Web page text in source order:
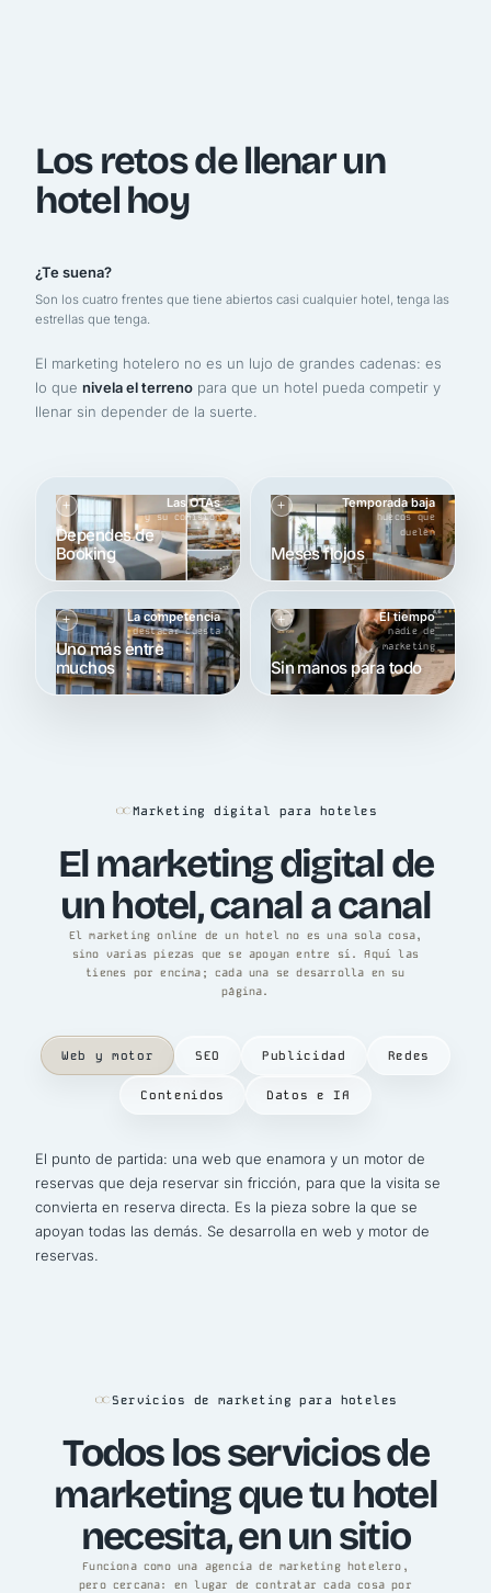
Los retos de llenar un
hotel hoy
¿Te suena?
Son los cuatro frentes que tiene abiertos casi cualquier hotel, tenga las
estrellas que tenga.
El marketing hotelero no es un lujo de grandes cadenas: es
lo quenivela el terreno para que un hotel pueda competir y
llenar sin depender de la suerte.
Las OTAs
y su comisión
Dependes de
Booking
Temporada baja
huecos que
duelen
Meses flojos
La competencia
destacar cuesta
Uno más entre
muchos
El tiempo
nadie de
marketing
Sin manos para todo
Marketing digital para hoteles
El marketing digital de
un hotel, canal a canal
El marketing online de un hotel no es una sola cosa,
sino varias piezas que se apoyan entre sí. Aquí las
tienes por encima; cada una se desarrolla en su
página.
Web y motor SEO Publicidad Redes
Contenidos Datos e IA
El punto de partida: una web que enamora y un motor de
reservas que deja reservar sin fricción, para que la visita se
convierta en reserva directa. Es la pieza sobre la que se
apoyan todas las demás. Se desarrolla enweb y motor de
reservas.
Servicios de marketing para hoteles
Todos los servicios de
marketing que tu hotel
necesita, en un sitio
Funciona como una agencia de marketing hotelero,
pero cercana: en lugar de contratar cada cosa por